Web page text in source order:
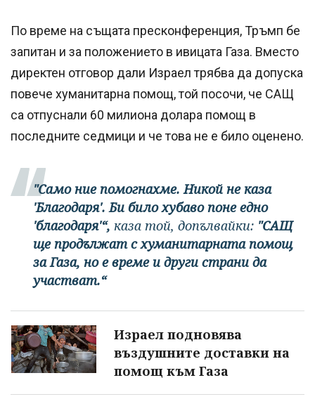
По време на същата пресконференция, Тръмп бе
запитан и за положението в ивицата Газа. Вместо
директен отговор дали Израел трябва да допуска
повече хуманитарна помощ, той посочи, че САЩ
са отпуснали 60 милиона долара помощ в
последните седмици и че това не е било оценено.
"Само ние помогнахме. Никой не каза
'Благодаря'. Би било хубаво поне едно
'благодаря'“, каза той, допълвайки: "САЩ
ще продължат с хуманитарната помощ
за Газа, но е време и други страни да
участват.“
Израел подновява
въздушните доставки на
помощ към Газа